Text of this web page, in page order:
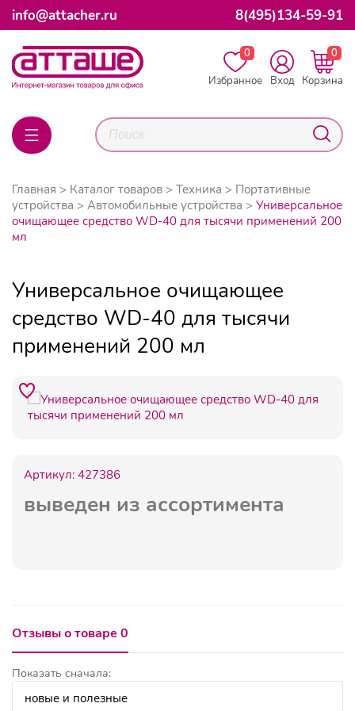
info@attacher.ru 8(495)134-59-91
0
Избранное
Вход
0
Корзина
Главная Каталог товаров Техника
Портативные
устройства
Автомобильные устройства
Универсальное
очищающее средство WD-40 для тысячи применений 200
мл
Универсальное очищающее
средство WD-40 для тысячи
применений 200 мл
Артикул: 427386
выведен из ассортимента
Отзывы о товаре 0
Показать сначала: